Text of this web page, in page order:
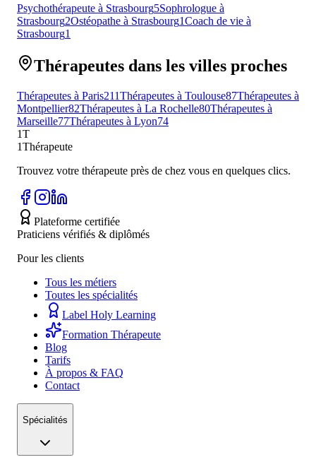
Psychothérapeute à Strasbourg5Sophrologue à
Strasbourg2Ostéopathe à Strasbourg1Coach de vie à
Strasbourg1
Thérapeutes dans les villes proches
Thérapeutes à Paris211Thérapeutes à Toulouse87Thérapeutes à
Montpellier82Thérapeutes à La Rochelle80Thérapeutes à
Marseille77Thérapeutes à Lyon74
1T
1Thérapeute
Trouvez votre thérapeute près de chez vous en quelques clics.
Plateforme certifiée
Praticiens vérifiés & diplômés
Pour les clients
Tous les métiers
Toutes les spécialités
Label Holy Learning
Formation Thérapeute
Blog
Tarifs
À propos & FAQ
Contact
Spécialités